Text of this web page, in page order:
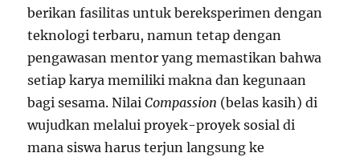
berikan fasilitas untuk bereksperimen dengan
teknologi terbaru, namun tetap dengan
pengawasan mentor yang memastikan bahwa
setiap karya memiliki makna dan kegunaan
bagi sesama. NilaiCompassion (belas kasih) di
wujudkan melalui proyek-proyek sosial di
mana siswa harus terjun langsung ke